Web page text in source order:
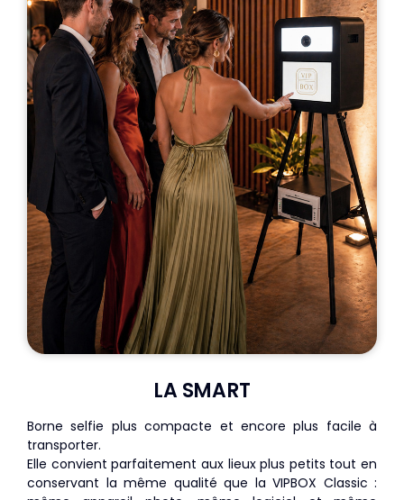
LA SMART
Borne selfie plus compacte et encore plus facile à
transporter.
Elle convient parfaitement aux lieux plus petits tout en
conservant la même qualité que la VIPBOX Classic :